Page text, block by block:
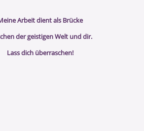
Arbeit dient als Brücke
der geistigen Welt und dir.
Lass dich überraschen!